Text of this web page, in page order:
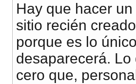
Hay que hacer
sitio recién
porque es lo
desaparecerá.
cero que,